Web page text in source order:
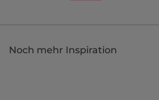
Noch mehr Inspiration